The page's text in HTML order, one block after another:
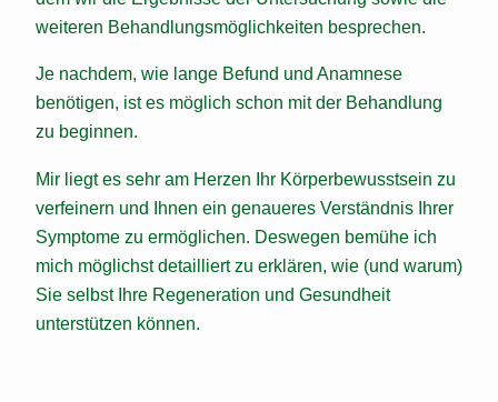
weiteren Behandlungsmöglichkeiten besprechen.
Je nachdem, wie lange Befund und Anamnese
benötigen, ist es möglich schon mit der Behandlung
zu beginnen.
Mir liegt es sehr am Herzen Ihr Körperbewusstsein zu
verfeinern und Ihnen ein genaueres Verständnis Ihrer
Symptome zu ermöglichen. Deswegen bemühe ich
mich möglichst detailliert zu erklären, wie (und warum)
Sie selbst Ihre Regeneration und Gesundheit
unterstützen können.